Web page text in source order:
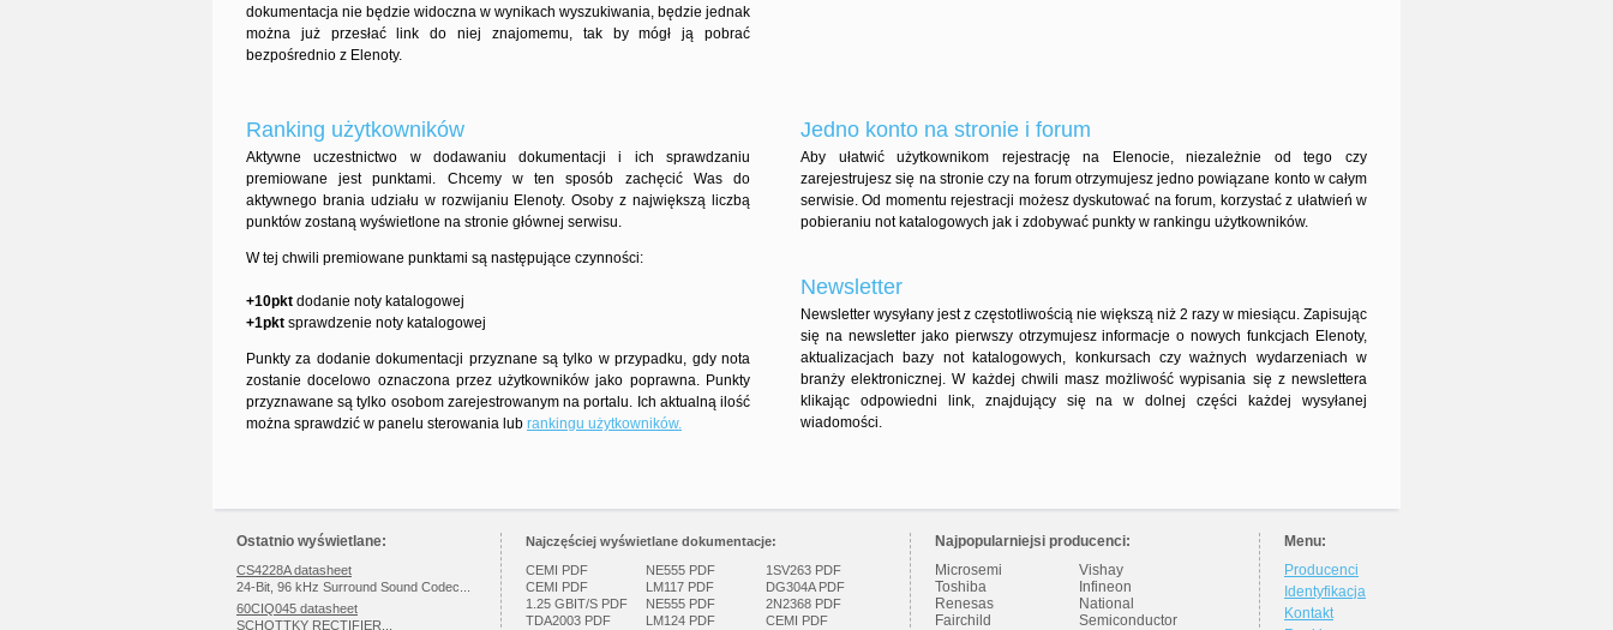
dokumentacja nie będzie widoczna w wynikach wyszukiwania, będzie jednak
można już przesłać link do niej znajomemu, tak by mógł ją pobrać
bezpośrednio z Elenoty.
Ranking użytkowników
Aktywne uczestnictwo w dodawaniu dokumentacji i ich sprawdzaniu
premiowane jest punktami. Chcemy w ten sposób zachęcić Was do
aktywnego brania udziału w rozwijaniu Elenoty. Osoby z największą liczbą
punktów zostaną wyświetlone na stronie głównej serwisu.
W tej chwili premiowane punktami są następujące czynności:
+10pkt dodanie noty katalogowej
+1pkt sprawdzenie noty katalogowej
Punkty za dodanie dokumentacji przyznane są tylko w przypadku, gdy nota
zostanie docelowo oznaczona przez użytkowników jako poprawna. Punkty
przyznawane są tylko osobom zarejestrowanym na portalu. Ich aktualną ilość
można sprawdzić w panelu sterowania lub rankingu użytkowników.
Jedno konto na stronie i forum
Aby ułatwić użytkownikom rejestrację na Elenocie, niezależnie od tego czy
zarejestrujesz się na stronie czy na forum otrzymujesz jedno powiązane konto w całym
serwisie. Od momentu rejestracji możesz dyskutować na forum, korzystać z ułatwień w
pobieraniu not katalogowych jak i zdobywać punkty w rankingu użytkowników.
Newsletter
Newsletter wysyłany jest z częstotliwością nie większą niż 2 razy w miesiącu. Zapisując
się na newsletter jako pierwszy otrzymujesz informacje o nowych funkcjach Elenoty,
aktualizacjach bazy not katalogowych, konkursach czy ważnych wydarzeniach w
branży elektronicznej. W każdej chwili masz możliwość wypisania się z newslettera
klikając odpowiedni link, znajdujący się na w dolnej części każdej wysyłanej
wiadomości.
Ostatnio wyświetlane:
CS4228A datasheet
24-Bit, 96 kHz Surround Sound Codec...
60CIQ045 datasheet
SCHOTTKY RECTIFIER...
Najczęściej wyświetlane dokumentacje:
CEMI PDF
CEMI PDF
1.25 GBIT/S PDF
TDA2003 PDF
NE555 PDF
LM117 PDF
NE555 PDF
LM124 PDF
1SV263 PDF
DG304A PDF
2N2368 PDF
CEMI PDF
Najpopularniejsi producenci:
Microsemi
Toshiba
Renesas
Fairchild
Vishay
Infineon
National
Semiconductor
Menu:
Producenci
Identyfikacja
Kontakt